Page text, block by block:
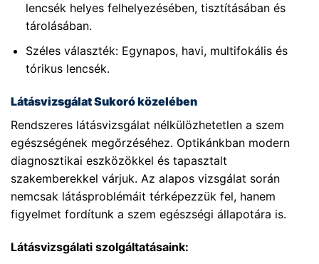
lencsék helyes felhelyezésében, tisztításában és
tárolásában.
Széles választék: Egynapos, havi, multifokális és
tórikus lencsék.
Látásvizsgálat Sukoró közelében
Rendszeres látásvizsgálat nélkülözhetetlen a szem
egészségének megőrzéséhez. Optikánkban modern
diagnosztikai eszközökkel és tapasztalt
szakemberekkel várjuk. Az alapos vizsgálat során
nemcsak látásproblémáit térképezzük fel, hanem
figyelmet fordítunk a szem egészségi állapotára is.
Látásvizsgálati szolgáltatásaink: